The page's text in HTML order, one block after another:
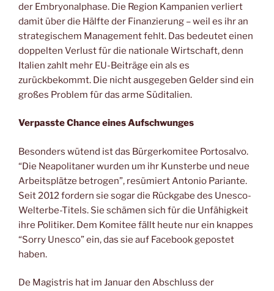
der Embryonalphase. Die Region Kampanien verliert
damit über die Hälfte der Finanzierung – weil es ihr an
strategischem Management fehlt. Das bedeutet einen
doppelten Verlust für die nationale Wirtschaft, denn
Italien zahlt mehr EU-Beiträge ein als es
zurückbekommt. Die nicht ausgegeben Gelder sind ein
großes Problem für das arme Süditalien.
Verpasste Chance eines Aufschwunges
Besonders wütend ist das Bürgerkomitee Portosalvo.
“Die Neapolitaner wurden um ihr Kunsterbe und neue
Arbeitsplätze betrogen”, resümiert Antonio Pariante.
Seit 2012 fordern sie sogar die Rückgabe des Unesco-
Welterbe-Titels. Sie schämen sich für die Unfähigkeit
ihre Politiker. Dem Komitee fällt heute nur ein knappes
“Sorry Unesco” ein, das sie auf Facebook gepostet
haben.
De Magistris hat im Januar den Abschluss der